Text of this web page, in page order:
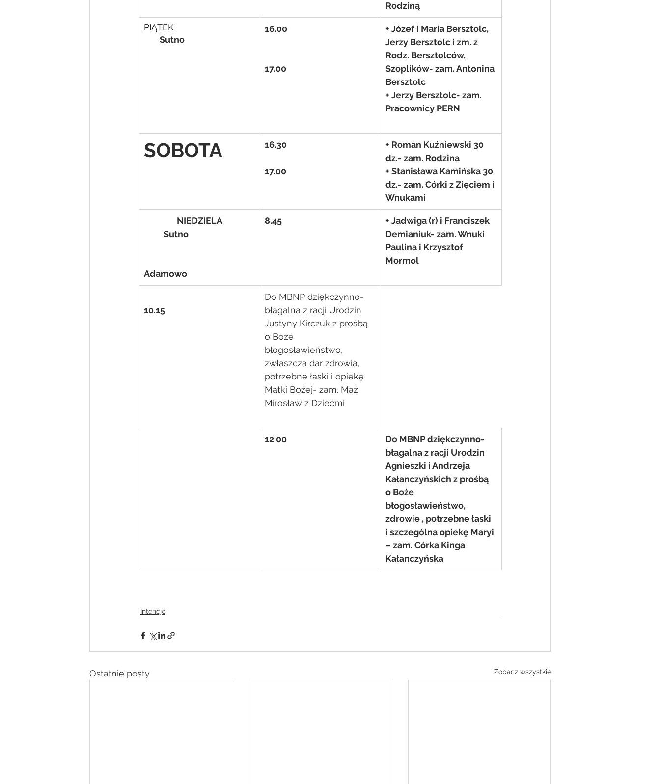
Rodziną
PIĄTEK
Sutno
16.00
17.00
+ Józef i Maria Bersztolc,
Jerzy Bersztolc i zm. z
Rodz. Bersztolców,
Szoplików- zam. Antonina
Bersztolc
+ Jerzy Bersztolc- zam.
Pracownicy PERN
SOBOTA 16.30
17.00
+ Roman Kuźniewski 30
dz.- zam. Rodzina
+ Stanisława Kamińska 30
dz.- zam. Córki z Zięciem i
Wnukami
NIEDZIELA
Sutno
Adamowo
8.45
+ Jadwiga (r) i Franciszek
Demianiuk- zam. Wnuki
Paulina i Krzysztof
Mormol
10.15
Do MBNP dziękczynno-
błagalna z racji Urodzin
Justyny Kirczuk z prośbą
o Boże
błogosławieństwo,
zwłaszcza dar zdrowia,
potrzebne łaski i opiekę
Matki Bożej- zam. Maż
Mirosław z Dziećmi
12.00
Do MBNP dziękczynno-
błagalna z racji Urodzin
Agnieszki i Andrzeja
Kałanczyńskich z prośbą
o Boże
błogosławieństwo,
zdrowie , potrzebne łaski
i szczególna opiekę Maryi
– zam. Córka Kinga
Kałanczyńska
Intencje
Ostatnie posty Zobacz wszystkie